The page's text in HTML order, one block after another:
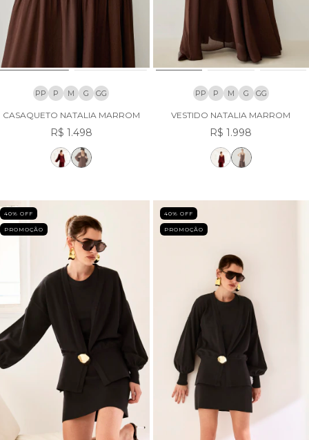
PP P M G GG
CASAQUETO NATALIA MARROM
R$ 1.498
PP P M G GG
VESTIDO NATALIA MARROM
R$ 1.998
40% OFF
PROMOÇÃO
40% OFF
PROMOÇÃO